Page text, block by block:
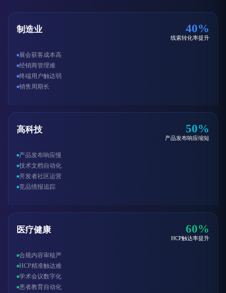
制造业 40%
线索转化率提升
展会获客成本高
经销商管理难
终端用户触达弱
销售周期长
高科技 50%
产品发布响应缩短
产品发布响应慢
技术文档自动化
开发者社区运营
竞品情报追踪
医疗健康 60%
HCP触达率提升
合规内容审核严
HCP精准触达难
学术会议数字化
患者教育自动化